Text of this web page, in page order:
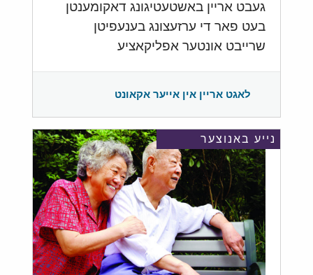
געבט אריין באשטעטיגונג דאקומענטן
בעט פאר די ערזעצונג בענעפיטן
שרייבט אונטער אפליקאציע
לאגט אריין אין אייער אקאונט
נייע באנוצער